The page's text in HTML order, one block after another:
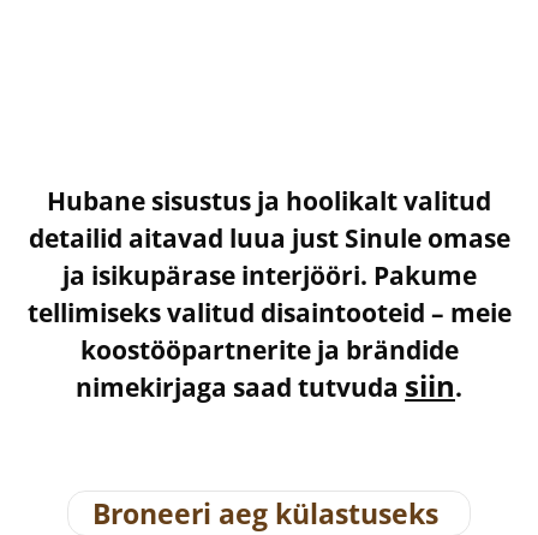
Hubane sisustus ja hoolikalt valitud
detailid aitavad luua just Sinule omase
ja isikupärase interjööri. Pakume
tellimiseks valitud disaintooteid – meie
koostööpartnerite ja brändide
nimekirjaga saad tutvuda siin.
Broneeri aeg külastuseks